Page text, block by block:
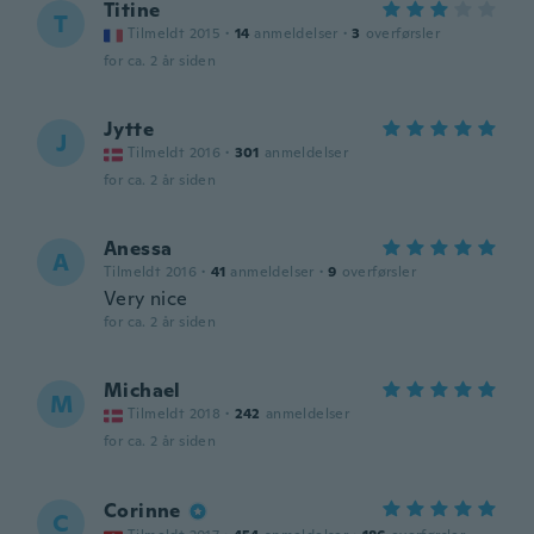
T Titine
Tilmeldt 2015 · 14 anmeldelser · 3 overførsler
for ca. 2 år siden
J Jytte
Tilmeldt 2016 · 301 anmeldelser
for ca. 2 år siden
A Anessa
Tilmeldt 2016 · 41 anmeldelser · 9 overførsler
Very nice
for ca. 2 år siden
M Michael
Tilmeldt 2018 · 242 anmeldelser
for ca. 2 år siden
C Corinne